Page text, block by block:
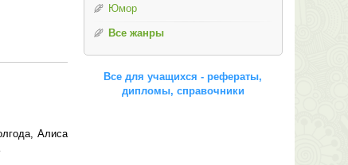
Алиса
Юмор
Все жанры
Все для учащихся - рефераты,
дипломы, справочники